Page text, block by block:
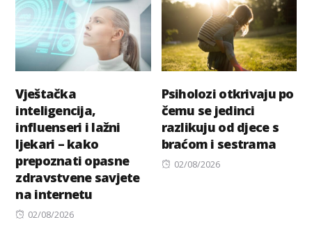
Vještačka
inteligencija,
influenseri i lažni
ljekari – kako
prepoznati opasne
zdravstvene savjete
na internetu
Posted
02/08/2026
Psiholozi otkrivaju po
čemu se jedinci
razlikuju od djece s
braćom i sestrama
Posted
02/08/2026